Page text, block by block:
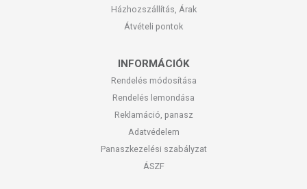
Házhozszállítás, Árak
Átvételi pontok
INFORMÁCIÓK
Rendelés módosítása
Rendelés lemondása
Reklamáció, panasz
Adatvédelem
Panaszkezelési szabályzat
ÁSZF